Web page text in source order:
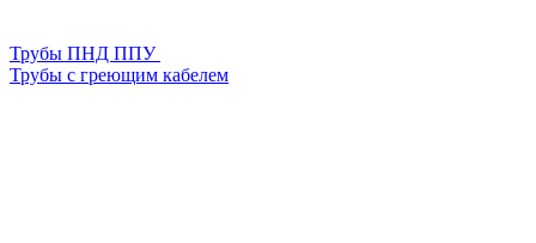
Трубы ПНД ППУ
Трубы с греющим кабелем